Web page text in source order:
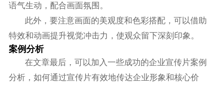
语气生动，配合画面氛围。
此外，要注意画面的美观度和色彩搭配，可以借助
特效和动画提升视觉冲击力，使观众留下深刻印象。
案例分析
在文章最后，可以加入一些成功的企业宣传片案例
分析，如何通过宣传片有效地传达企业形象和核心价